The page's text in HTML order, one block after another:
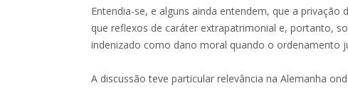
Entendia-se, e alguns ainda entendem, que a privação
que reflexos de caráter extrapatrimonial e, portanto,
indenizado como dano moral quando o ordenamento
A discussão teve particular relevância na Alemanha